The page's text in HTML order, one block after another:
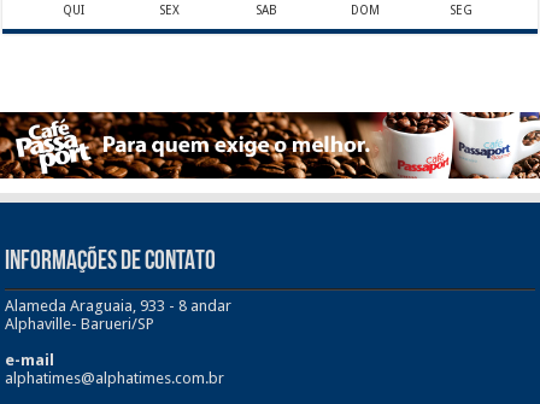
QUI SEX SAB DOM SEG
INFORMAÇÕES DE CONTATO
Alameda Araguaia, 933 - 8 andar
Alphaville- Barueri/SP
e-mail
alphatimes@alphatimes.com.br